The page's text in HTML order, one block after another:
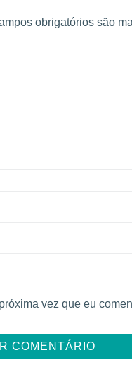
obrigatórios são
vez que eu